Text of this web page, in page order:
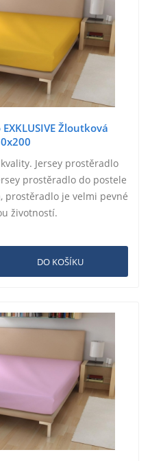
Žloutková
Jersey prostěradlo
prostěradlo do postele
prostěradlo je velmi pevné
životností.
DO KOŠÍKU